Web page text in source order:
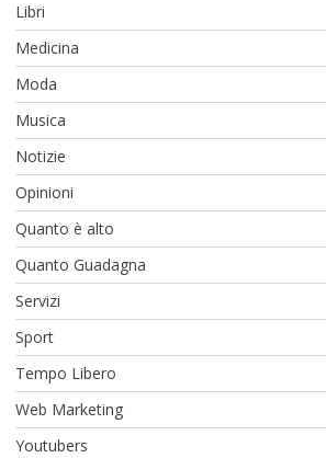
Libri
Medicina
Moda
Musica
Notizie
Opinioni
Quanto è alto
Quanto Guadagna
Servizi
Sport
Tempo Libero
Web Marketing
Youtubers